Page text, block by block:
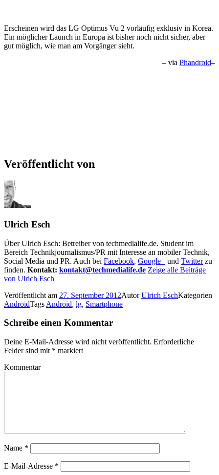
Erscheinen wird das LG Optimus Vu 2 vorläufig exklusiv in Korea.
Ein möglicher Launch in Europa ist bisher noch nicht sicher, aber
gut möglich, wie man am Vorgänger sieht.
– via Phandroid–
Veröffentlicht von
Ulrich Esch
Über Ulrich Esch: Betreiber von techmedialife.de. Student im
Bereich Technikjournalismus/PR mit Interesse an mobiler Technik,
Social Media und PR. Auch bei Facebook, Google+ und Twitterzu
finden. Kontakt: kontakt@techmedialife.de Zeige alle Beiträge
von Ulrich Esch
Veröffentlicht am 27. September 2012AutorUlrich EschKategorien
AndroidTags Android, lg, Smartphone
Schreibe einen Kommentar
Deine E-Mail-Adresse wird nicht veröffentlicht. Erforderliche
Felder sind mit * markiert
Kommentar
Name *
E-Mail-Adresse *